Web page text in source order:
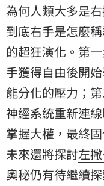
為何人類大多是右
到底右手是怎麼
的超狂演化。第
手獲得自由後開
能分化的壓力；
神經系統重新連
掌握大權，最終
未來還將探討左
奧秘仍有待繼續探